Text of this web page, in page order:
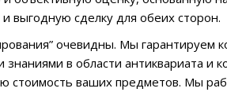
выгодную сделку для обеих сторон.
очевидны. Мы гарантируем
в области антиквариата и
стоимость ваших предметов. Мы